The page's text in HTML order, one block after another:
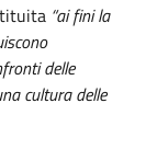
“ai fini la
delle
cultura delle